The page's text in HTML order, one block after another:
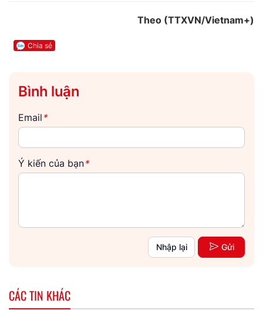
Theo (TTXVN/Vietnam+)
Chia sẻ
Bình luận
Email *
Ý kiến của bạn*
Nhập lại Gửi
CÁC TIN KHÁC